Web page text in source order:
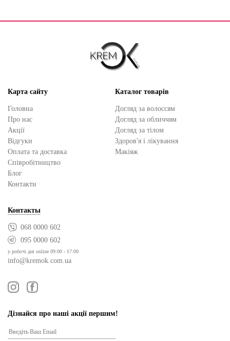
Карта сайту
Головна
Про нас
Акції
Відгуки
Оплата та доставка
Cпівробітництво
Блог
Контакти
Каталог товарів
Догляд за волоссям
Догляд за обличчям
Догляд за тілом
Здоров'я і лікування
Макіяж
Контакты
068 0000 602
095 0000 602
у робочі дні online 09:00 - 17:00
info@kremok.com.ua
Дізнайся про наші акції першим!